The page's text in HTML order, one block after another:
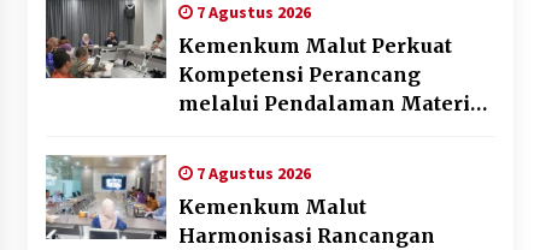
7 Agustus 2026
Kemenkum Malut Perkuat
Kompetensi Perancang
melalui Pendalaman Materi
Daerah
7 Agustus 2026
Kemenkum Malut
Harmonisasi Rancangan